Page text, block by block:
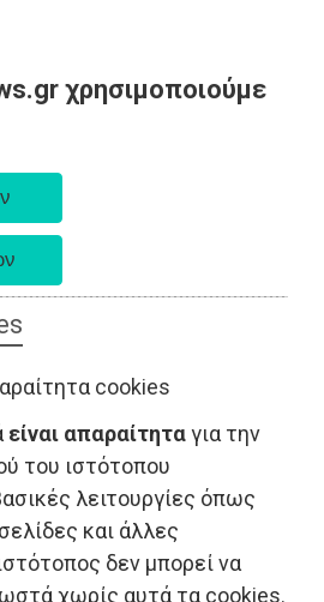
χρησιμοποιούμε
cookies
είναι απαραίτηταγια την
του ιστότοπου
λειτουργίες όπως
και άλλες
δεν μπορεί να
χωρίς αυτά τα cookies.
- Ανατολική Αττική